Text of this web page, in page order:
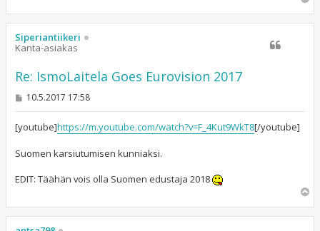
ö
Siperiantiikeri
Kanta-asiakas
Re: IsmoLaitela Goes Eurovision 2017
V
s
10.5.2017 17:58
[youtube]https://m.youtube.com/watch?v=F_4Kut9WkT8[/youtube]
Suomen karsiutumisen kunniaksi.
EDIT: Täähän vois olla Suomen edustaja 2018
l
ö